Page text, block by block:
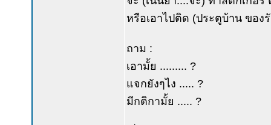
หรือเอาไปติด (ประตูบ้าน ขอ
ถาม :
เอามั้ย ......... ?
แจกยังๆไง ..... ?
มีกติกามั้ย ..... ?